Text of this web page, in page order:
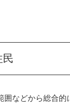
などから総合